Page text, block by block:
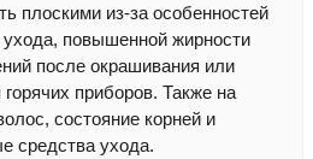
плоскими из-за особенностей
ухода, повышенной жирности
после окрашивания или
горячих приборов. Также на
состояние корней и
средства ухода.